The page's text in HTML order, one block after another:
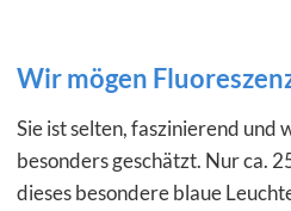
Wir mögen
Sie ist selten, faszinierend
besonders geschätzt. Nur ca.
dieses besondere blaue